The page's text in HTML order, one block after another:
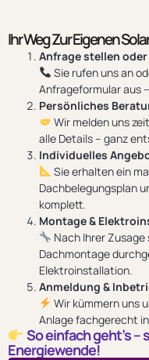
Ihr Weg Zur Eigenen
Anfrage stellen
Sie rufen uns an
Anfrageformular aus
Persönliches
Wir melden uns
alle Details – ganz
Individuelles
Sie erhalten ein
Dachbelegungsplan
komplett.
Montage &
Nach Ihrer
Dachmontage
Elektroinstallation.
Anmeldung &
Wir kümmern uns
Anlage fachgerecht
So einfach geht’s
Energiewende!